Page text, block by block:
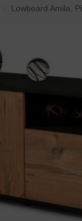
Lowboard Amila,